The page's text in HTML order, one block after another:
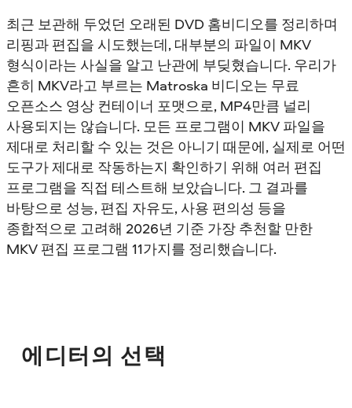
최근 보관해 두었던 오래된 DVD 홈비디오를 정리하며
리핑과 편집을 시도했는데, 대부분의 파일이 MKV
형식이라는 사실을 알고 난관에 부딪혔습니다. 우리가
흔히 MKV라고 부르는 Matroska 비디오는 무료
오픈소스 영상 컨테이너 포맷으로, MP4만큼 널리
사용되지는 않습니다. 모든 프로그램이 MKV 파일을
제대로 처리할 수 있는 것은 아니기 때문에, 실제로 어떤
도구가 제대로 작동하는지 확인하기 위해 여러 편집
프로그램을 직접 테스트해 보았습니다. 그 결과를
바탕으로 성능, 편집 자유도, 사용 편의성 등을
종합적으로 고려해 2026년 기준 가장 추천할 만한
MKV 편집 프로그램 11가지를 정리했습니다.
에디터의 선택